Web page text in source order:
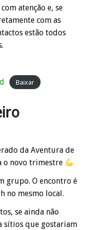
atenção e, se
com as
estão todos
Baixar
da Aventura de
o novo trimestre
grupo. O encontro é
no mesmo local.
se ainda não
sítios que gostariam